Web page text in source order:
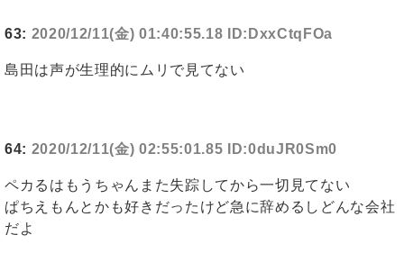
63: 2020/12/11(金) 01:40:55.18 ID:DxxCtqFOa
島田は声が生理的にムリで見てない
64: 2020/12/11(金) 02:55:01.85 ID:0duJR0Sm0
ペカるはもうちゃんまた失踪してから一切見てない
ぱちえもんとかも好きだったけど急に辞めるしどんな会社
だよ